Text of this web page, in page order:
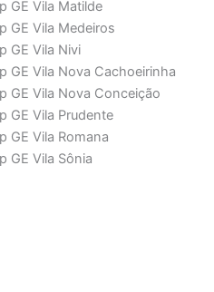
GE Vila Matilde
GE Vila Medeiros
GE Vila Nivi
GE Vila Nova Cachoeirinha
GE Vila Nova Conceição
GE Vila Prudente
GE Vila Romana
GE Vila Sônia